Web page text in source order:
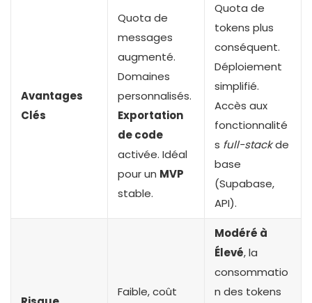
Avantages
Clés
Quota de
messages
augmenté.
Domaines
personnalisés.
Exportation
de code
activée. Idéal
pour un MVP
stable.
Quota de
tokens plus
conséquent.
Déploiement
simplifié.
Accès aux
fonctionnalité
s full-stackde
base
(Supabase,
API).
Faible, coût
Modéré à
Élevé, la
consommatio
n des tokens